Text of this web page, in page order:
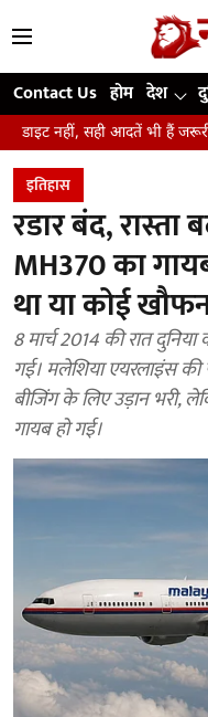
Contact Us होम देश
आदतें भी हैं जरूरी...ऐसे रखें वजन
इतिहास
रडार बंद,
MH370 का
था या कोई
8 मार्च 2014 की रात
गई। मलेशिया एयरलाइंस
बीजिंग के लिए उड़ान भरी,
गायब हो गई।